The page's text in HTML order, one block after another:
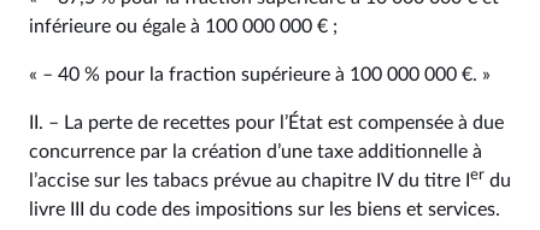
inférieure ou égale à 100 000 000 € ;
« – 40 % pour la fraction supérieure à 100 000 000 €. »
II. – La perte de recettes pour l’État est compensée à due
concurrence par la création d’une taxe additionnelle à
l’accise sur les tabacs prévue au chapitre IV du titre I er du
livre III du code des impositions sur les biens et services.